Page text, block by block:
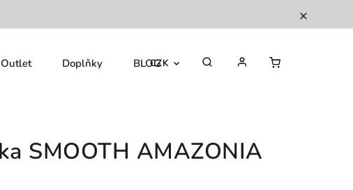
CZK
Outlet Doplňky BLOG
SMOOTH AMAZONIA